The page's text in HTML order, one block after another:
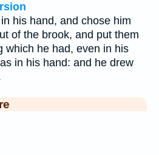
his hand, and chose him
of the brook, and put them
which he had, even in his
in his hand: and he drew